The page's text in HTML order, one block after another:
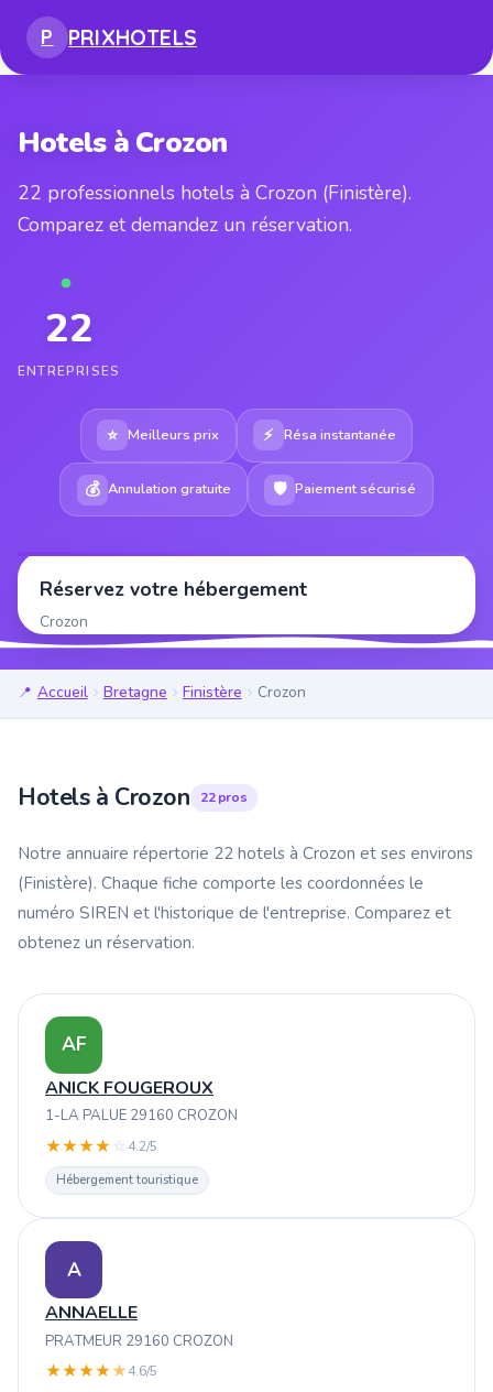
P PRIXHOTELS
Hotels à Crozon
22 professionnels hotels à Crozon (Finistère).
Comparez et demandez un réservation.
22
ENTREPRISES
⭐ Meilleurs prix ⚡ Résa instantanée
💰 Annulation gratuite 🛡 Paiement sécurisé
Réservez votre hébergement
Crozon
Accueil Bretagne Finistère Crozon
Hotels à Crozon 22 pros
Notre annuaire répertorie 22 hotels à Crozon et ses environs
(Finistère). Chaque fiche comporte les coordonnées le
numéro SIREN et l'historique de l'entreprise. Comparez et
obtenez un réservation.
AF
ANICK FOUGEROUX
1-LA PALUE 29160 CROZON
★★★★ ☆ 4.2/5
Hébergement touristique
A
ANNAELLE
PRATMEUR 29160 CROZON
★★★★★4.6/5